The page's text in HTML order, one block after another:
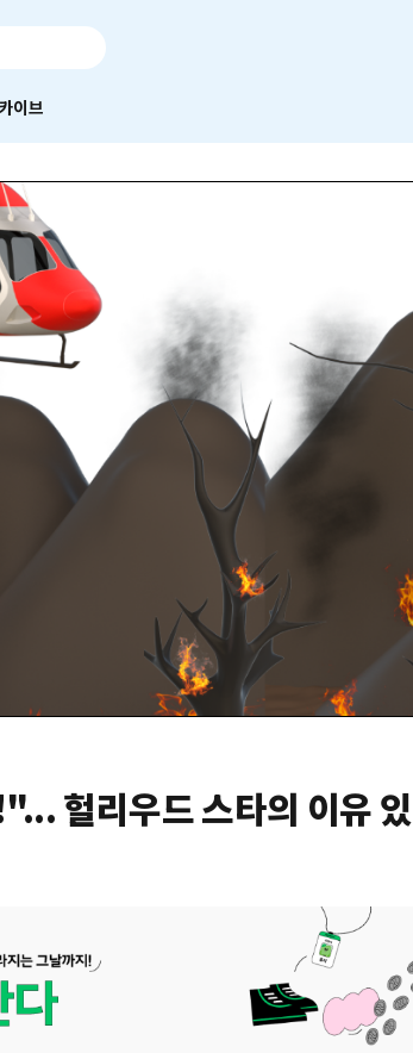
이브
헐리우드 스타의 이유 있